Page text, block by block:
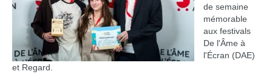
de semaine
mémorable
aux festivals
De l'Âme à
l'Écran (DAE)
et Regard.